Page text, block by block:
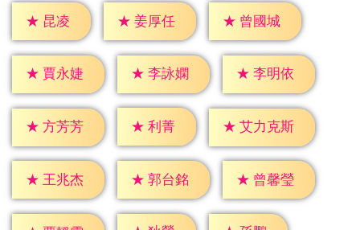
★ 昆凌 ★ 姜厚任 ★ 曾國城
★ 賈永婕 ★ 李詠嫻 ★ 李明依
★ 方芳芳 ★ 利菁 ★ 艾力克斯
★ 王兆杰 ★ 郭台銘 ★ 曾馨瑩